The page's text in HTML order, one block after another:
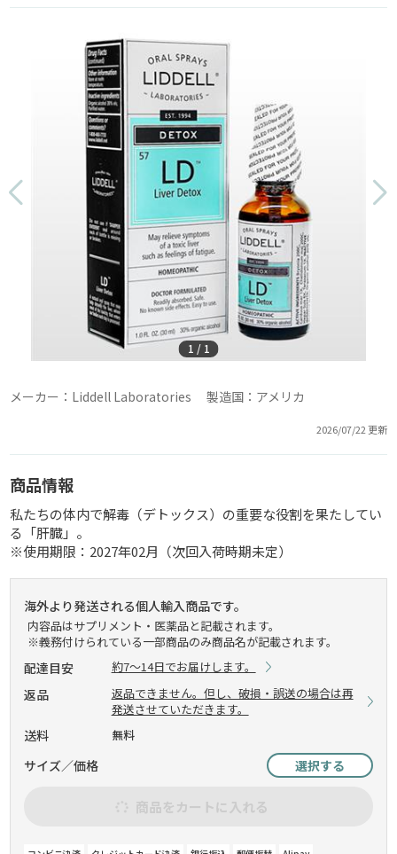
1 / 1
メーカー：Liddell Laboratories 製造国：アメリカ
2026/07/22 更新
商品情報
私たちの体内で解毒（デトックス）の重要な役割を果たしてい
る「肝臓」。
※使用期限：2027年02月（次回入荷時期未定）
海外より発送される個人輸入商品です。
内容品はサプリメント・医薬品と記載されます。
※義務付けられている一部商品のみ商品名が記載されます。
配達目安 約7～14日でお届けします。
返品
返品できません。但し、破損・誤送の場合は再
発送させていただきます。
送料 無料
サイズ／価格 選択する
商品をカートに入れる